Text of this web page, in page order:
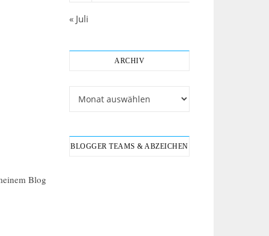
Blog
« Juli
ARCHIV
BLOGGER TEAMS & ABZEICHEN